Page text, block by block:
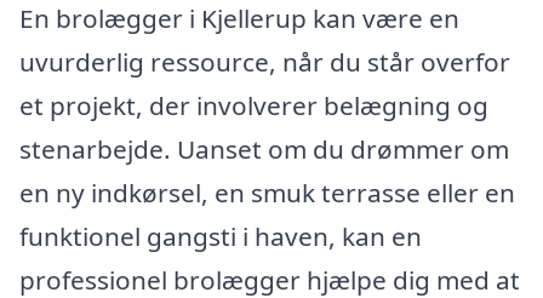
En brolægger i Kjellerup kan være en
uvurderlig ressource, når du står overfor
et projekt, der involverer belægning og
stenarbejde. Uanset om du drømmer om
en ny indkørsel, en smuk terrasse eller en
funktionel gangsti i haven, kan en
professionel brolægger hjælpe dig med at